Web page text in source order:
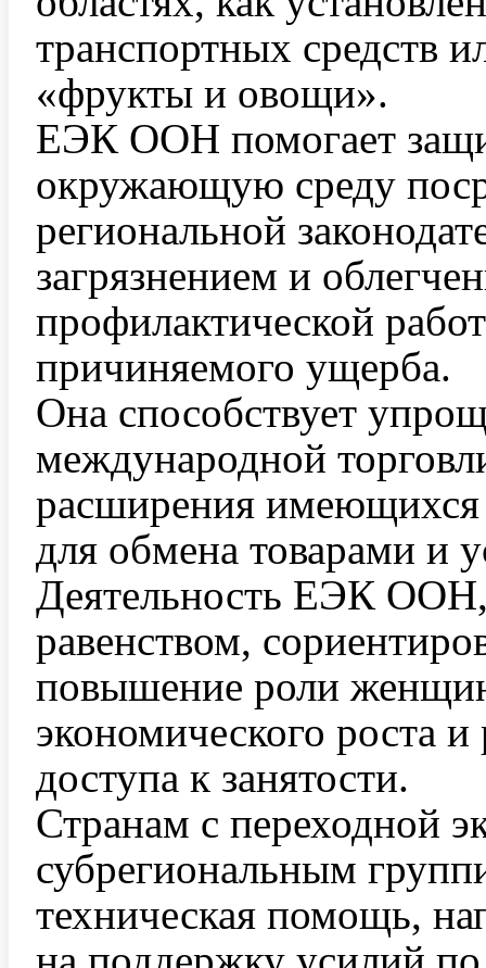
транспортных средств
«фрукты и овощи».
ЕЭК ООН помогает
окружающую среду
региональной
загрязнением и
профилактической
причиняемого ущерба.
Она способствует
международной
расширения имеющихся
для обмена товарами и
Деятельность ЕЭК ООН,
равенством,
повышение роли
экономического роста
доступа к занятости.
Странам с переходной
субрегиональным
техническая помощь,